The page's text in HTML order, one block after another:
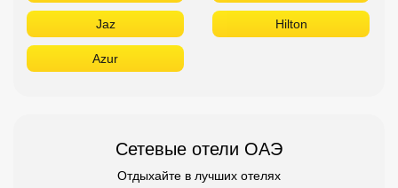
Jaz Hilton
Azur
Сетевые отели ОАЭ
Отдыхайте в лучших отелях